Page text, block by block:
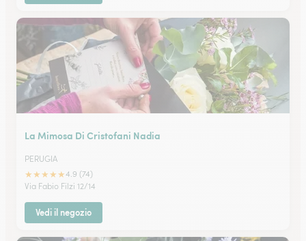
La Mimosa Di Cristofani Nadia
PERUGIA
★★★★★4.9 (74)
Via Fabio Filzi 12/14
Vedi il negozio